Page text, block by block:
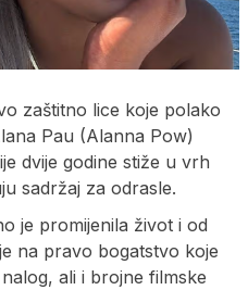
zaštitno lice koje polako
Pau (Alanna Pow)
dvije godine stiže u vrh
sadržaj za odrasle.
je promijenila život i od
na pravo bogatstvo koje
ali i brojne filmske